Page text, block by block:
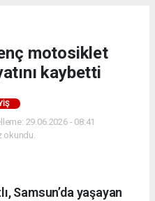
motosiklet
kaybetti
29.06.2026 - 08:41
okundu.
Samsun’da yaşayan